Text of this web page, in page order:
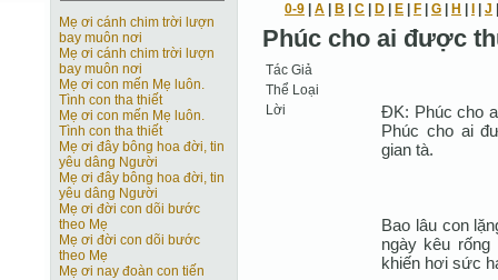
Mẹ ơi cánh chim trời lượn
bay muôn nơi
Mẹ ơi cánh chim trời lượn
bay muôn nơi
Mẹ ơi con mến Mẹ luôn.
Tình con tha thiết
Mẹ ơi con mến Mẹ luôn.
Tình con tha thiết
Mẹ ơi đây bông hoa đời, tin
yêu dâng Người
Mẹ ơi đây bông hoa đời, tin
yêu dâng Người
Mẹ ơi đời con dõi bước
theo Mẹ
Mẹ ơi đời con dõi bước
theo Mẹ
Mẹ ơi nay đoàn con tiến
0-9 A B C D E F G H J
Phúc cho ai được
Tác Giả
Thể Loại
Lời
ÐK: Phúc cho
Phúc cho ai
gian tà.
Bao lâu con
ngày kêu
khiến hơi sức